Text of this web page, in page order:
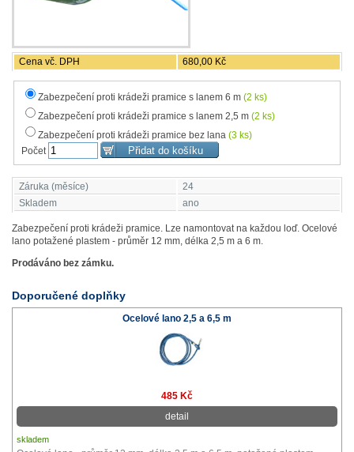
Cena vč. DPH 680,00 Kč
Zabezpečení proti krádeži pramice s lanem 6 m (2 ks)
Zabezpečení proti krádeži pramice s lanem 2,5 m (2 ks)
Zabezpečení proti krádeži pramice bez lana (3 ks)
Počet
Záruka (měsíce)
24
Skladem
ano
Zabezpečení proti krádeži pramice. Lze namontovat na každou loď. Ocelové
lano potažené plastem - průměr 12 mm, délka 2,5 m a 6 m.
Prodáváno bez zámku.
Doporučené doplňky
Ocelové lano 2,5 a 6,5 m
485 Kč
detail
skladem